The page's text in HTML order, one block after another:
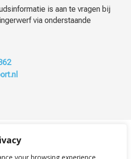
is aan te vragen bij
via onderstaande